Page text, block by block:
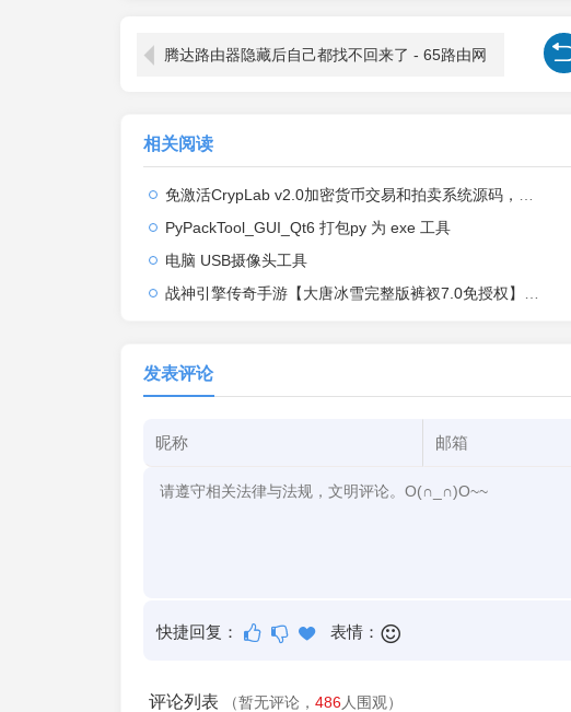
腾达路由器隐藏后自己都找不回来了 - 65路由网
相关阅读
免激活CrypLab v2.0加密货币交易和拍卖系统源码，前台新增中文后台全部汉化
PyPackTool_GUI_Qt6 打包py 为 exe 工具
电脑 USB摄像头工具
战神引擎传奇手游【大唐冰雪完整版裤衩7.0免授权】2026整理特色服务端+寒冬之城+万象古城+天威大陆+大唐盛世【站长亲测】
发表评论
快捷回复： 表情：
评论列表 （暂无评论， 486人围观）